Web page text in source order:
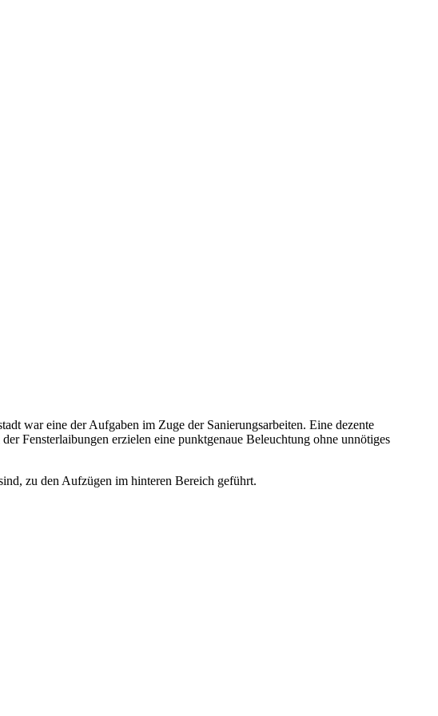
war eine der Aufgaben im Zuge der Sanierungsarbeiten. Eine dezente
Fensterlaibungen erzielen eine punktgenaue Beleuchtung ohne unnötiges
zu den Aufzügen im hinteren Bereich geführt.